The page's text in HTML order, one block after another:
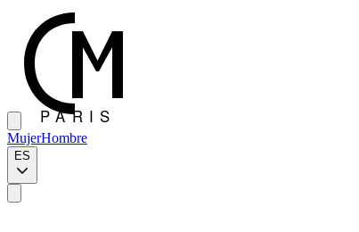
MujerHombre
ES